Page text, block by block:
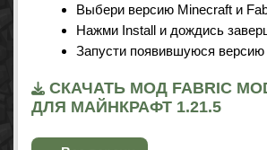
Выбери версию Minecraft и
Нажми Install и дождись
Запусти появившуюся версию
СКАЧАТЬ МОД FABRIC
ДЛЯ МАЙНКРАФТ 1.21.5